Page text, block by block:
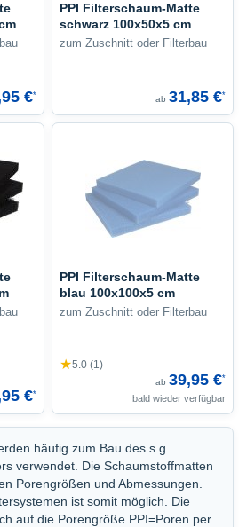
€*
PPI Filterschaum-Matte
schwarz 100x50x5 cm
zum Zuschnitt oder Filterbau
ab 31,85 €*
€*
PPI Filterschaum-Matte
blau 100x100x5 cm
zum Zuschnitt oder Filterbau
★5.0 (1)
ab 39,95 €*
bald wieder verfügbar
häufig zum Bau des s.g.
verwendet. Die Schaumstoffmatten
Porengrößen und Abmessungen.
ist somit möglich. Die
auf die Porengröße PPI=Poren per